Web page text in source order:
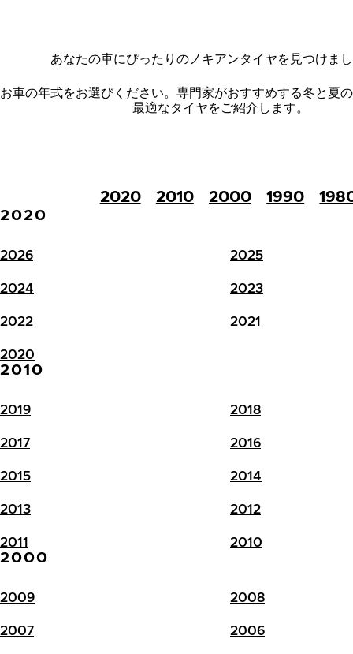
あなたの車にぴったりのノキアンタイヤを見つけま
お車の年式をお選びください。 専門家がおすすめする冬と夏
最適なタイヤをご紹介します。
2020 2010 2000 1990
2020
2026 2025
2024 2023
2022 2021
2020
2010
2019 2018
2017 2016
2015 2014
2013 2012
2011 2010
2000
2009 2008
2007 2006